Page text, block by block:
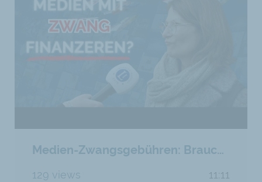
Medien-Zwangsgebühren: Brauchen wir staatliches Fernsehen?
129 views 11:11